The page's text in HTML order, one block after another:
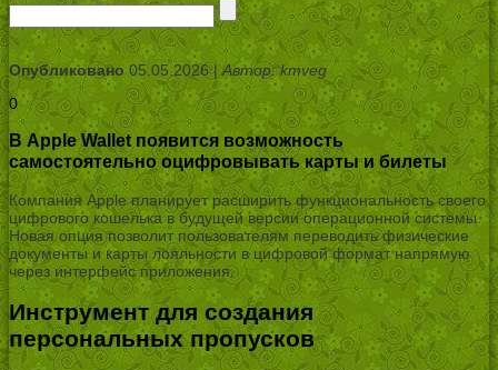
Опубликовано05.05.2026 |Автор: kmveg
0
В Apple Wallet появится возможность
самостоятельно оцифровывать карты и билеты
Компания Apple планирует расширить функциональность своего
цифрового кошелька в будущей версии операционной системы.
Новая опция позволит пользователям переводить физические
документы и карты лояльности в цифровой формат напрямую
через интерфейс приложения.
Инструмент для создания
персональных пропусков